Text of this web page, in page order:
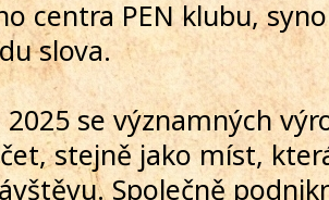
centra PEN klubu,
slova.
2025 se významných
stejně jako míst,
Společně